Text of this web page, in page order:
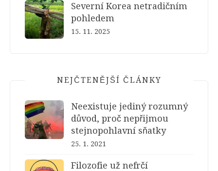
Severní Korea netradičním
pohledem
15. 11. 2025
NEJČTENĚJŠÍ ČLÁNKY
Neexistuje jediný rozumný
důvod, proč nepřijmou
stejnopohlavní sňatky
25. 1. 2021
Filozofie už nefrčí